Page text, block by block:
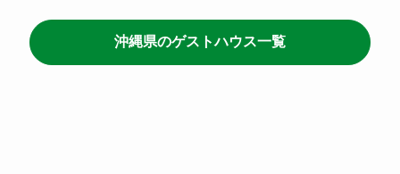
沖縄県のゲストハウス一覧